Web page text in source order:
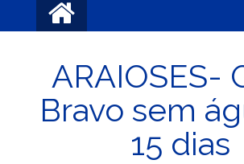
ARAIOSES-
Bravo sem
15 dias